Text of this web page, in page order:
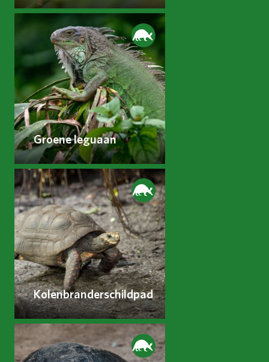
Groene leguaan
Kolenbranderschildpad